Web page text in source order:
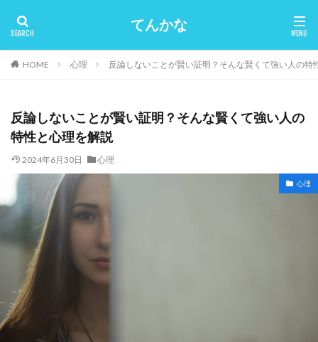
てんかな
HOME 心理 反論しないことが賢い証明？そんな賢くて強い人の特
反論しないことが賢い証明？そんな賢くて強い人の
特性と心理を解説
2024年6月30日 心理
心理